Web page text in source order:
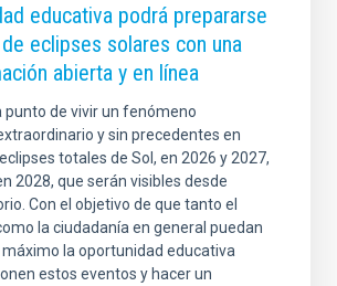
educativa podrá prepararse
eclipses solares con una
abierta y en línea
punto de vivir un fenómeno
y sin precedentes en
totales de Sol, en 2026 y 2027,
2028, que serán visibles desde
Con el objetivo de que tanto el
la ciudadanía en general puedan
la oportunidad educativa
estos eventos y hacer un